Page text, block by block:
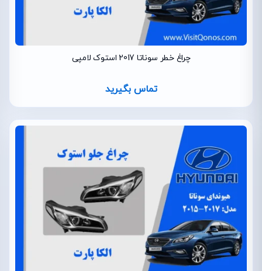
چراغ خطر سوناتا 2017 استوک لامپی
تماس بگیرید